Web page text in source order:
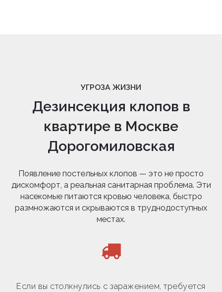
УГРОЗА ЖИЗНИ
Дезинсекция клопов в
квартире в Москве
Дорогомиловская
Появление постельных клопов — это не просто
дискомфорт, а реальная санитарная проблема. Эти
насекомые питаются кровью человека, быстро
размножаются и скрываются в труднодоступных
местах.
Если вы столкнулись с заражением, требуется